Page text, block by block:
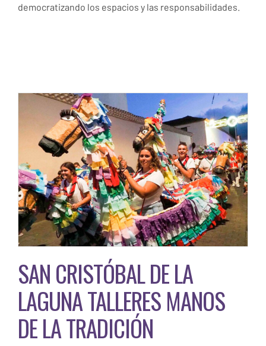
democratizando los espacios y las responsabilidades.
SAN CRISTÓBAL DE LA
LAGUNA TALLERES MANOS
DE LA TRADICIÓN